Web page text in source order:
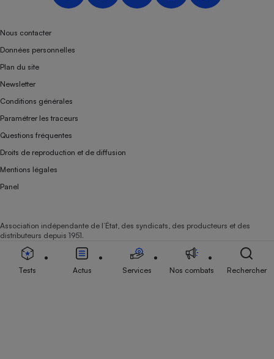
Nous contacter
Données personnelles
Plan du site
Newsletter
Conditions générales
Paramétrer les traceurs
Questions fréquentes
Droits de reproduction et de diffusion
Mentions légales
Panel
Association indépendante de l’État, des syndicats, des producteurs et des
distributeurs depuis 1951.
Tests Actus Services Nos combats Rechercher